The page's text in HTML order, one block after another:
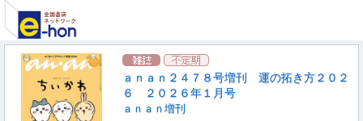
ａｎａｎ２４７８号増刊 運の拓き方２０２
６ ２０２６年１月号
ａｎａｎ増刊